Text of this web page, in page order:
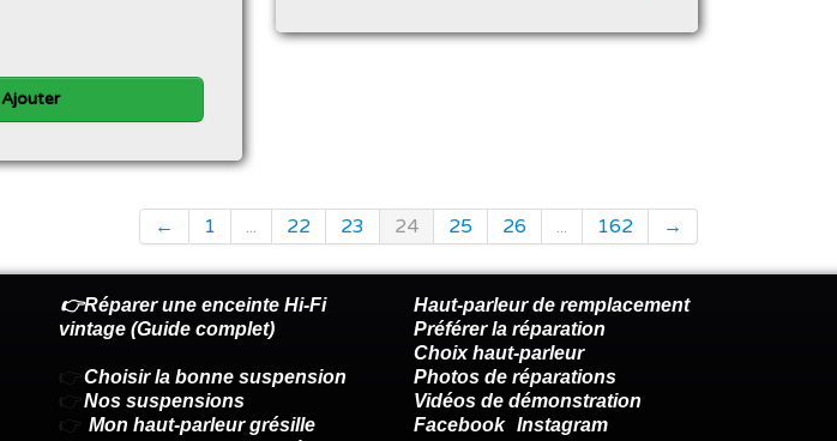
Ajouter
← 1 ... 22 23 24 25 26 ... 162 →
👉Réparer une enceinte Hi-Fi
vintage (Guide complet)
👉 Choisir la bonne suspension
👉 Nos suspensions
👉 Mon haut-parleur grésille
Haut-parleur de remplacement
Préférer la réparation
Choix haut-parleur
Photos de réparations
Vidéos de démonstration
Facebook Instagram